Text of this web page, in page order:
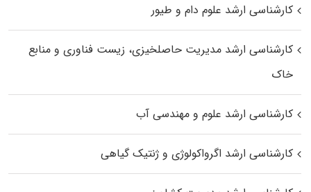
کارشناسی ارشد علوم دام و طیور
کارشناسی ارشد مدیریت حاصلخیزی، زیست فناوری و منابع
خاک
کارشناسی ارشد علوم و مهندسی آب
کارشناسی ارشد اگرواکولوژی و ژنتیک گیاهی